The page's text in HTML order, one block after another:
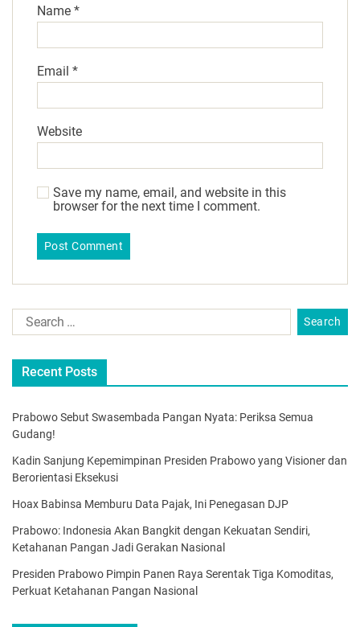
Name *
Email *
Website
Save my name, email, and website in this
browser for the next time I comment.
Recent Posts
Prabowo Sebut Swasembada Pangan Nyata: Periksa Semua
Gudang!
Kadin Sanjung Kepemimpinan Presiden Prabowo yang Visioner dan
Berorientasi Eksekusi
Hoax Babinsa Memburu Data Pajak, Ini Penegasan DJP
Prabowo: Indonesia Akan Bangkit dengan Kekuatan Sendiri,
Ketahanan Pangan Jadi Gerakan Nasional
Presiden Prabowo Pimpin Panen Raya Serentak Tiga Komoditas,
Perkuat Ketahanan Pangan Nasional